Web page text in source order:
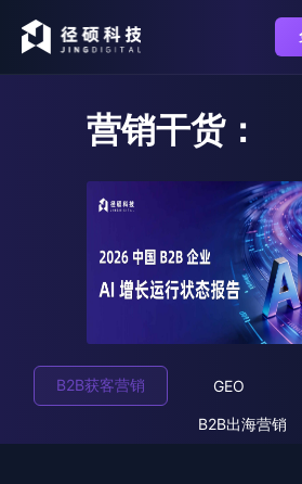
营销干货：
B2B获客营销 GEO
B2B出海营销